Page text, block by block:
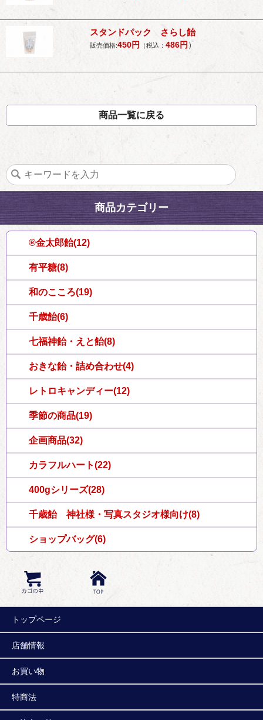
スタンドパック さらし飴
販売価格:450円 （税込： 486円）
商品一覧に戻る
商品カテゴリー
®金太郎飴(12)
有平糖(8)
和のこころ(19)
千歳飴(6)
七福神飴・えと飴(8)
おきな飴・詰め合わせ(4)
レトロキャンディー(12)
季節の商品(19)
企画商品(32)
カラフルハート(22)
400gシリーズ(28)
千歳飴 神社様・写真スタジオ様向け(8)
ショップバッグ(6)
トップページ
店舗情報
お買い物
特商法